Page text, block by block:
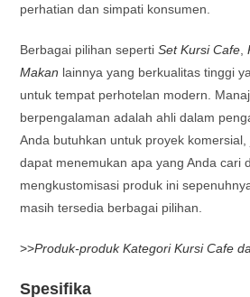
perhatian dan simpati konsumen.
Berbagai pilihan sepertiSet Kursi Cafe ,
Makan lainnya yang berkualitas tinggi
untuk tempat perhotelan modern.
berpengalaman adalah ahli dalam
Anda butuhkan untuk proyek komersial,
dapat menemukan apa yang Anda cari
mengkustomisasi produk ini
masih tersedia berbagai pilihan.
>>Produk-produk Kategori Kursi Cafe
Spesifika